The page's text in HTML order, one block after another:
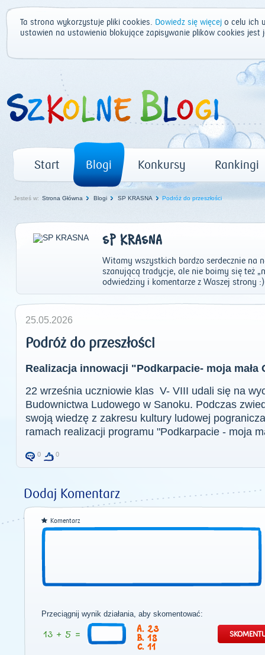
Ta strona wykorzystuje pliki cookies. Dowiedz się więcej o celu ich
ustawień na ustawienia blokujące zapisywanie plików cookies
Start Blogi Konkursy Rankingi
Jesteś w: Strona Główna Blogi SP KRASNA Podróż do przeszłości
SP KRASNA
Witamy wszystkich bardzo serdecznie na
szanującą tradycje, ale nie boimy się też
odwiedziny i komentarze z Waszej strony
25.05.2026
Podróż do przeszłości
Realizacja innowacji "Podkarpacie- moja mała
22 września uczniowie klas V- VIII udali się na
Budownictwa Ludowego w Sanoku. Podczas
swoją wiedzę z zakresu kultury ludowej
ramach realizacji programu "Podkarpacie - moja
0 0
Dodaj Komentarz
Komentarz
Przeciągnij wynik działania, aby skomentować:
23
18
11